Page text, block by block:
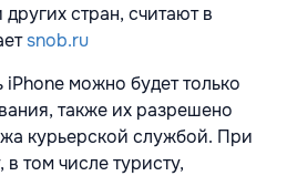
стран, считают в
snob.ru
можно будет только
также их разрешено
курьерской службой. При
том числе туристу,